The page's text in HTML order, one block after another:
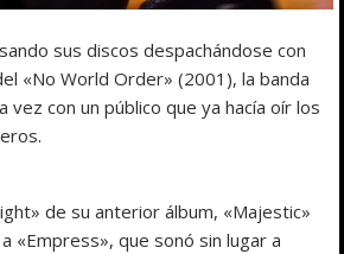
sus discos despachándose con
«No World Order» (2001), la banda
con un público que ya hacía oír los
de su anterior álbum, «Majestic»
«Empress», que sonó sin lugar a